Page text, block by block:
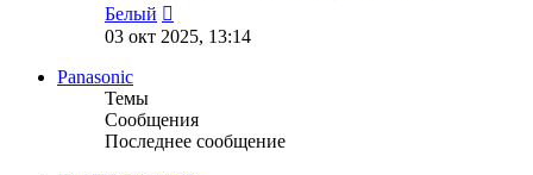
Белый
к
последнему
03 окт 2025, 13:14
Panasonic
Темы
Сообщения
Последнее сообщение